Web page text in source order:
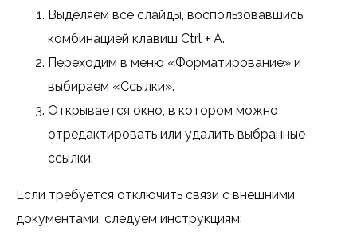
Выделяем все слайды, воспользовавшись
комбинацией клавиш Ctrl + A.
Переходим в меню «Форматирование» и
выбираем «Ссылки».
Открывается окно, в котором можно
отредактировать или удалить выбранные
ссылки.
Если требуется отключить связи с внешними
документами, следуем инструкциям: